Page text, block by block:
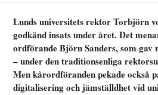
Lunds universitets rektor Torbjörn
godkänd insats under året. Det
ordförande Björn Sanders, som
– under den traditionsenliga
Men kårordföranden pekade också
digitalisering och jämställdhet vid